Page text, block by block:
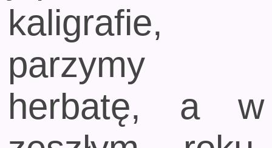
kaligrafie,
parzymy
herbatę, a w